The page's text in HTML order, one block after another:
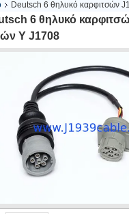
Deutsch 6 θηλυκό καρφιτσών
6 θηλυκό
Υ J1708